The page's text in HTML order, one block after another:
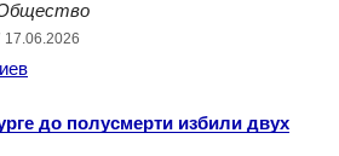
17.06.2026
до полусмерти избили двух